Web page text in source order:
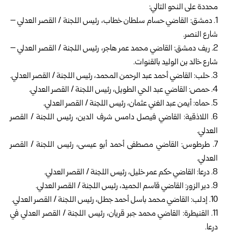
محددة على النحو التالي:
1. دمشق: القاضي حسام سلطان خطاب، رئيس اللجنة / القصر العدلي –
شارع النصر.
2. ريف دمشق: القاضي محمد عمر هاجر، رئيس اللجنة / القصر العدلي –
شارع خالد بن الوليد بالقنوات.
3. حلب: القاضي أحمد عبد الرحمن المحمد، رئيس اللجنة / القصر العدلي.
4. حمص: القاضي عبد الحي الطويل، رئيس اللجنة / القصر العدلي.
5. حماه: أيمن عبد الغني عثمان، رئيس اللجنة / القصر العدلي.
6. اللاذقية: القاضي فيصل دامس شرف الدين، رئيس اللجنة / القصر
العدلي.
7. طرطوس: القاضي مصطفى أحمد أبو عيسى، رئيس اللجنة / القصر
العدلي.
8. درعا: القاضي حكم عمر خليل، رئيس اللجنة / القصر العدلي.
9. دير الزور: القاضي قاسم الحميد، رئيس اللجنة / القصر العدلي.
10. إدلب: القاضي محمد باسل أحمد جطل، رئيس اللجنة / القصر العدلي.
11. القنيطرة: القاضي محمد جبر قريان، رئيس اللجنة / القصر العدلي في
درعا.